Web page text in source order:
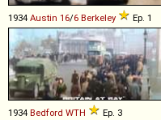
1934 Austin 16/6 Berkeley Ep. 1
1934 Bedford WTH Ep. 3